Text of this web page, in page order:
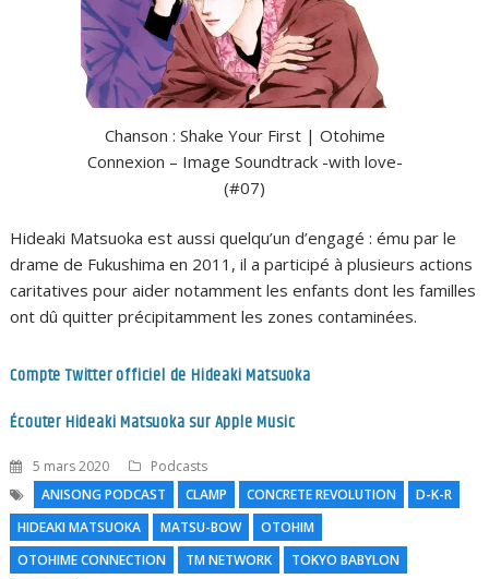
Chanson : Shake Your First | Otohime
Connexion – Image Soundtrack -with love-
(#07)
Hideaki Matsuoka est aussi quelqu’un d’engagé : ému par le
drame de Fukushima en 2011, il a participé à plusieurs actions
caritatives pour aider notamment les enfants dont les familles
ont dû quitter précipitamment les zones contaminées.
Compte Twitter officiel de Hideaki Matsuoka
Écouter Hideaki Matsuoka sur Apple Music
5 mars 2020
Podcasts
ANISONG PODCAST
CLAMP CONCRETE REVOLUTION
D-K-R
HIDEAKI MATSUOKA
MATSU-BOW
OTOHIM
OTOHIME CONNECTION
TM NETWORK
TOKYO BABYLON